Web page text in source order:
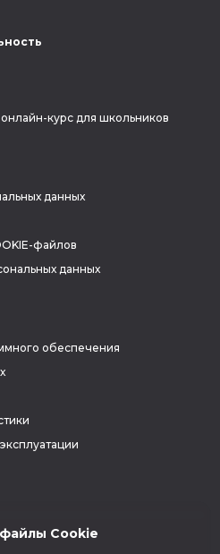
курс для школьников
данных
файлов
данных
обеспечения
Cookie